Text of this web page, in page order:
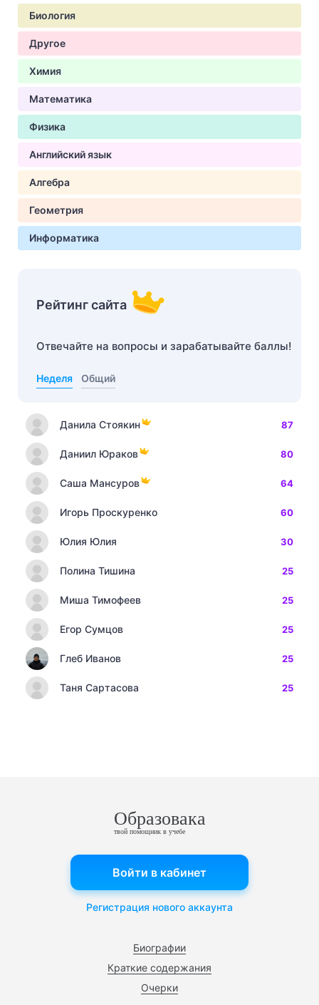
Биология
Другое
Химия
Математика
Физика
Английский язык
Алгебра
Геометрия
Информатика
Рейтинг сайта
Отвечайте на вопросы и зарабатывайте баллы!
Неделя Общий
Данила Стоякин 87
Даниил Юраков 80
Саша Мансуров 64
Игорь Проскуренко 60
Юлия Юлия 30
Полина Тишина 25
Миша Тимофеев 25
Егор Сумцов 25
Глеб Иванов 25
Таня Сартасова 25
Образовака
твой помощник в учебе
Биографии
Краткие содержания
Очерки
Войти в кабинет
Регистрация нового аккаунта